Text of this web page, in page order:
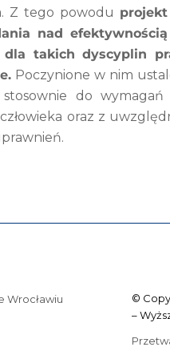
Z tego powodu
nad
dla takich dyscyplin
Poczynione w nim
do
oraz z
Wrocławiu
©
–